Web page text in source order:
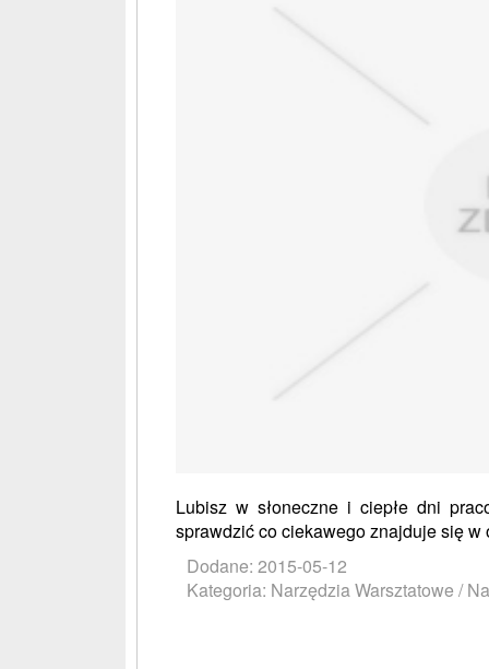
Lubisz w słoneczne i ciepłe dni
sprawdzić co ciekawego znajduje się w
Dodane: 2015-05-12
Kategoria: Narzędzia Warsztatowe /